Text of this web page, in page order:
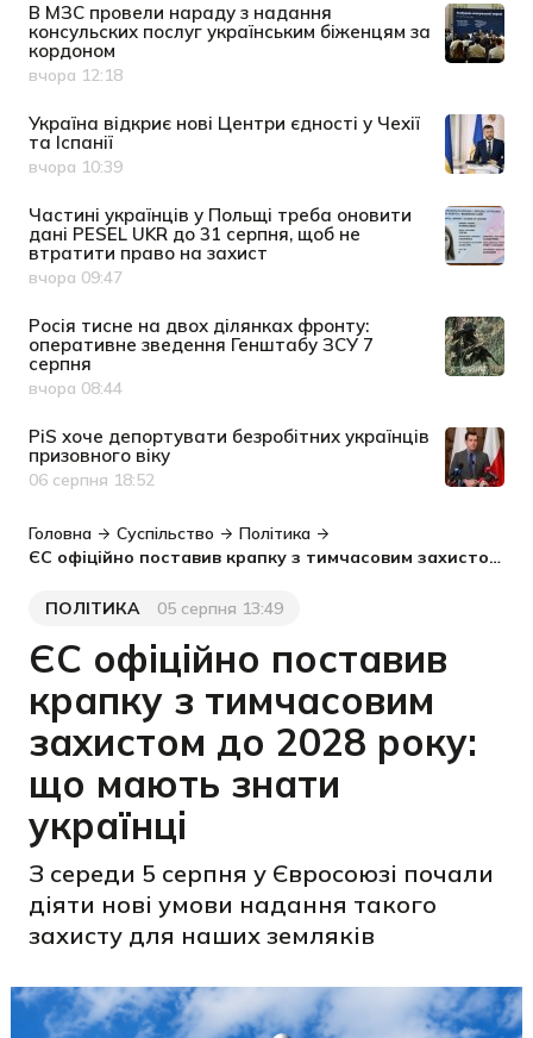
В МЗС провели нараду з надання
консульских послуг українським біженцям за
кордоном
Дата публікації
вчора 12:18
Україна відкриє нові Центри єдності у Чехії
та Іспанії
Дата публікації
вчора 10:39
Частині українців у Польщі треба оновити
дані PESEL UKR до 31 серпня, щоб не
втратити право на захист
Дата публікації
вчора 09:47
Росія тисне на двох ділянках фронту:
оперативне зведення Генштабу ЗСУ 7
серпня
Дата публікації
вчора 08:44
PiS хоче депортувати безробітних українців
призовного віку
Дата публікації
06 серпня 18:52
Головна Суспільство
Політика
ЄС офіційно поставив крапку з тимчасовим захистом до 2028 року: що мають знати українці
Категорія
ПОЛІТИКА
Дата публікації05 серпня 13:49
ЄС офіційно поставив
крапку з тимчасовим
захистом до 2028 року:
що мають знати
українці
З середи 5 серпня у Євросоюзі почали
діяти нові умови надання такого
захисту для наших земляків